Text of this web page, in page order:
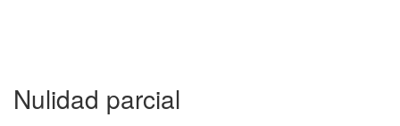
Nulidad parcial